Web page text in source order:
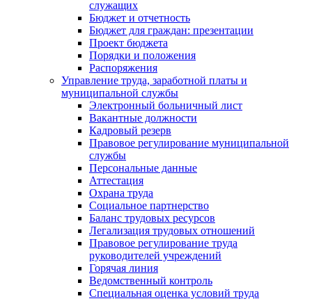
служащих
Бюджет и отчетность
Бюджет для граждан: презентации
Проект бюджета
Порядки и положения
Распоряжения
Управление труда, заработной платы и
муниципальной службы
Электронный больничный лист
Вакантные должности
Кадровый резерв
Правовое регулирование муниципальной
службы
Персональные данные
Аттестация
Охрана труда
Социальное партнерство
Баланс трудовых ресурсов
Легализация трудовых отношений
Правовое регулирование труда
руководителей учреждений
Горячая линия
Ведомственный контроль
Специальная оценка условий труда